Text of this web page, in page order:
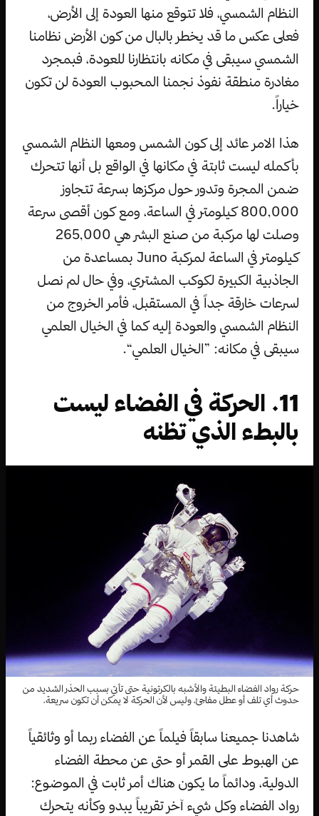
النظام الشمسي، فلا تتوقع منها العودة إلى الأرض،
فعلى عكس ما قد يخطر بالبال من كون الأرض نظامنا
الشمسي سيبقى في مكانه بانتظارنا للعودة، فبمجرد
مغادرة منطقة نفوذ نجمنا المحبوب العودة لن تكون
خياراً.
هذا الامر عائد إلى كون الشمس ومعها النظام الشمسي
بأكمله ليست ثابتة في مكانها في الواقع بل أنها تتحرك
ضمن المجرة وتدور حول مركزها بسرعة تتجاوز
800,000 كيلومتر في الساعة، ومع كون أقصى سرعة
وصلت لها مركبة من صنع البشر هي 265,000
كيلومتر في الساعة لمركبة Juno بمساعدة من
الجاذبية الكبيرة لكوكب المشتري، وفي حال لم نصل
لسرعات خارقة جداً في المستقبل، فأمر الخروج من
النظام الشمسي والعودة إليه كما في الخيال العلمي
سيبقى في مكانه: ”الخيال العلمي“.
11. الحركة في الفضاء ليست
بالبطء الذي تظنه
حركة رواد الفضاء البطيئة والأشبه بالكرتونية حتى تأتي بسبب الحذر الشديد من
حدوث أي تلف أو عطل مفاجئ، وليس لأن الحركة لا يمكن أن تكون سريعة.
شاهدنا جميعنا سابقاً فيلماً عن الفضاء ربما أو وثائقياً
عن الهبوط على القمر أو حتى عن محطة الفضاء
الدولية، ودائماً ما يكون هناك أمر ثابت في الموضوع:
رواد الفضاء وكل شيء آخر تقريباً يبدو وكأنه يتحرك